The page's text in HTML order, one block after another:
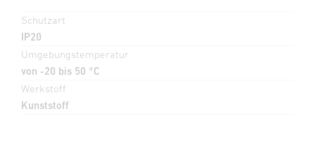
Schutzart
IP20
Umgebungstemperatur
von -20 bis 50 °C
Werkstoff
Kunststoff